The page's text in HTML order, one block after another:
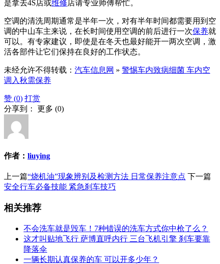
是拿去4S店或维修店请专业师傅帮忙。
空调的清洗周期通常是半年一次，对有半年时间都需要用到空
调的中山车主来说，在长时间使用空调的前后进行一次保养就
可以。有专家建议，即使是在冬天也最好能开一两次空调，激
活各部件让它们保持在良好的工作状态。
未经允许不得转载： 汽车信息网 » 警惕车内致病细菌 车内空
调入秋需保养
赞 (0) 打赏
分享到： 更多 (0)
作者： liuying
上一篇“烧机油”现象辨别及检测方法 日常保养注意点 下一篇
安全行车必备技能 紧急刹车技巧
相关推荐
不会洗车就是毁车！7种错误的洗车方式你中枪了么？
这才叫贴地飞行 萨博直呼内行 三台飞机引擎 刹车要靠
降落伞
一辆长期认真保养的车 可以开多少年？